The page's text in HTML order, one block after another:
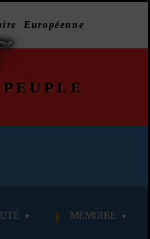
Européenne
PEUPLE
MÉMOIRE